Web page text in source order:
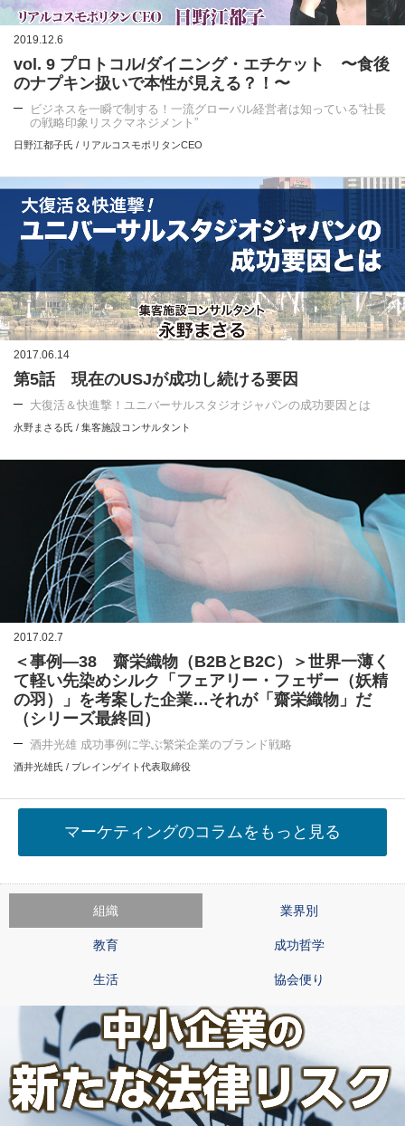
2019.12.6
vol. 9 プロトコル/ダイニング・エチケット 〜食後
のナプキン扱いで本性が見える？！〜
ビジネスを一瞬で制する！一流グローバル経営者は知っている“社長
の戦略印象リスクマネジメント”
日野江都子氏 / リアルコスモポリタンCEO
2017.06.14
第5話 現在のUSJが成功し続ける要因
大復活＆快進撃！ユニバーサルスタジオジャパンの成功要因とは
永野まさる氏 / 集客施設コンサルタント
2017.02.7
＜事例―38 齋栄織物（B2BとB2C）＞世界一薄く
て軽い先染めシルク「フェアリー・フェザー（妖精
の羽）」を考案した企業…それが「齋栄織物」だ
（シリーズ最終回）
酒井光雄 成功事例に学ぶ繁栄企業のブランド戦略
酒井光雄氏 / ブレインゲイト代表取締役
マーケティングのコラムをもっと見る
組織 業界別
教育 成功哲学
生活 協会便り